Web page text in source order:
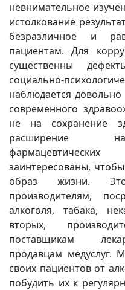
невнимательное
истолкование
безразличное и
пациентам. Для
существенны
социально-
наблюдается
современного
не на сохранение
расширение
заинтересованы,
образ жизни.
производителям,
алкоголя, табака,
вторых,
поставщикам
продавцам медуслуг.
своих пациентов от
побудить их к